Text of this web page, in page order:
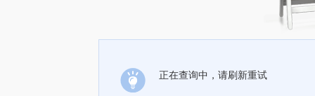
正在查询中，请刷新重试